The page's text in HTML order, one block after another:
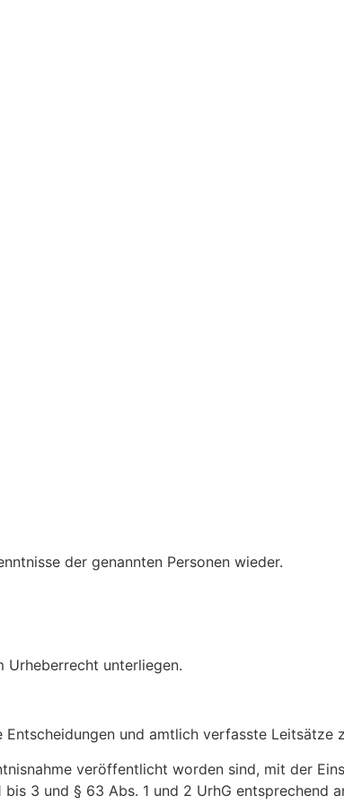
der genannten Personen wieder.
Urheberrecht unterliegen.
und amtlich verfasste Leitsätze
veröffentlicht worden sind, mit der
3 und § 63 Abs. 1 und 2 UrhG entsprechend